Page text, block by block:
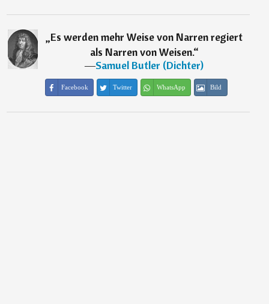
„Es werden mehr Weise von Narren regiert
als Narren von Weisen.“
―Samuel Butler (Dichter)
Facebook Twitter WhatsApp Bild